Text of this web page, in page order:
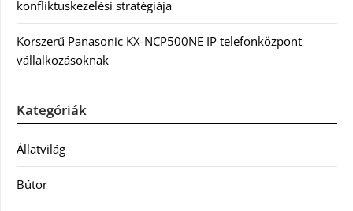
konfliktuskezelési stratégiája
Korszerű Panasonic KX-NCP500NE IP telefonközpont
vállalkozásoknak
Kategóriák
Állatvilág
Bútor